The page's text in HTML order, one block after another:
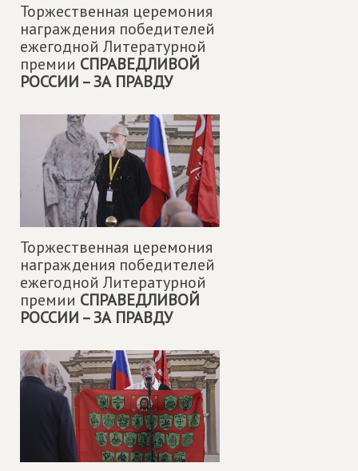
Торжественная церемония
награждения победителей
ежегодной Литературной
премии СПРАВЕДЛИВОЙ
РОССИИ – ЗА ПРАВДУ
Торжественная церемония
награждения победителей
ежегодной Литературной
премии СПРАВЕДЛИВОЙ
РОССИИ – ЗА ПРАВДУ